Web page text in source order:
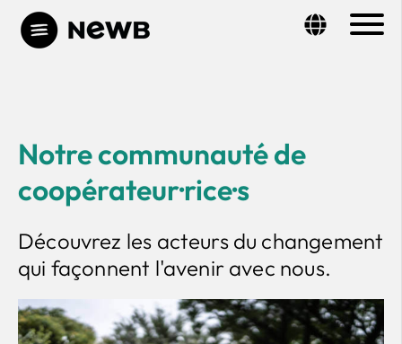
Notre communauté de
coopérateur·rice·s
Découvrez les acteurs du changement
qui façonnent l'avenir avec nous.